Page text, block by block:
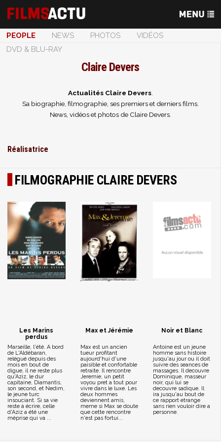
PEOPLE NEWS PHOTOS
VIDÉOS
DVD & BLU-RAY
Claire Devers
Actualités Claire Devers.
Sa biographie, filmographie, ses premiers et derniers films.
News, vidéos et photos de Claire Devers.
Réalisatrice
FILMOGRAPHIE CLAIRE DEVERS
Les Marins
perdus
Marseille, l'été. A bord
de L'Aldébaran,
relégué depuis des
mois en bout de
digue, il ne reste plus
qu'Aziz, le dur
capitaine, Diamantis,
son second, et Nedim,
le jeune turc
insouciant. Si sa vie
reste à écrire, celle
d'Aziz a été une
méprise qui va ...
Max et Jérémie
Max est un ancien
tueur profitant
aujourd'hui d'une
paisible et confortable
retraite. Il rencontre
Jeremie, un petit
voyou pret a tout pour
vivre dans le luxe. Les
deux hommes
deviennent amis,
meme si Max se doute
que cette rencontre
n'est pas fortui...
Noir et Blanc
Antoine est un jeune
homme sans histoire
jusqu'au jour ou il doit
suivre des seances de
massages. Il decouvre
Dominique, masseur
noir, qui lui se
decouvre sadique. Il
ira jusqu'au bout de
ce rapport etrange
sans rien vouloir dire a
personne.